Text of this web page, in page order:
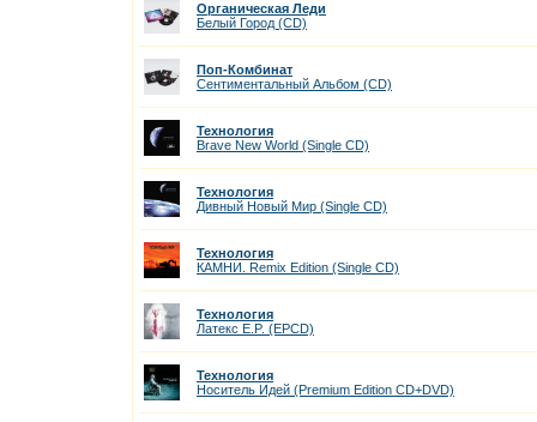
Органическая Леди
Белый Город (CD)
Поп-Комбинат
Сентиментальный Альбом (CD)
Технология
Brave New World (Single CD)
Технология
Дивный Новый Мир (Single CD)
Технология
КАМНИ. Remix Edition (Single CD)
Технология
Латекс E.P. (EPCD)
Технология
Носитель Идей (Premium Edition CD+DVD)